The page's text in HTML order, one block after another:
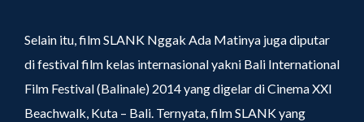
Selain itu, film SLANK Nggak Ada Matinya juga diputar
di festival film kelas internasional yakni Bali International
Film Festival (Balinale) 2014 yang digelar di Cinema XXI
Beachwalk, Kuta – Bali. Ternyata, film SLANK yang